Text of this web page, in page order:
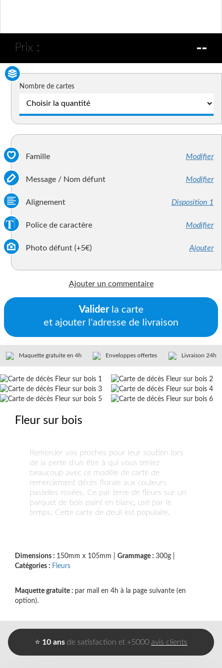
Prix : --
Nombre de cartes
Famille Modifier
Message / Nom défunt Modifier
Alignement Disposition 1
Police de caractère Modifier
Photo défunt (+5€) Ajouter
Ajouter un commentaire
Validerla carte
et ajouter l'adresse de livraison
Maquette gratuite en 4h Enveloppes offertes Livraison 24h
Fleur sur bois
Remercier vos proches pour leur soutien lors
de la perte d'un être à qui vous teniez
beaucoup avec ce modèle de carte de
remerciement décès florale aux couleurs
pastelles rosées. Ce par terre de fleurs sur un
parquet de bois paint en blanc, usé par le
temps. Cette carte de deuil est populaire.
Dimensions : 150mm x 105mm Grammage : 300g
Catégories : Fleurs
Maquette gratuite : par mail en 4h à la page suivante (en
option).
⭐ 10 ans de satisfaction et +5000 avis clients